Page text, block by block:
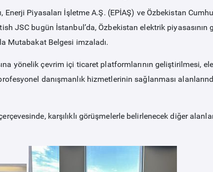
Enerji Piyasaları İşletme A.Ş. (EPİAŞ) ve Özbekistan
JSC bugün İstanbul’da, Özbekistan elektrik piyasasının
Mutabakat Belgesi imzaladı.
yönelik çevrim içi ticaret platformlarının geliştirilmesi,
danışmanlık hizmetlerinin sağlanması
karşılıklı görüşmelerle belirlenecek diğer